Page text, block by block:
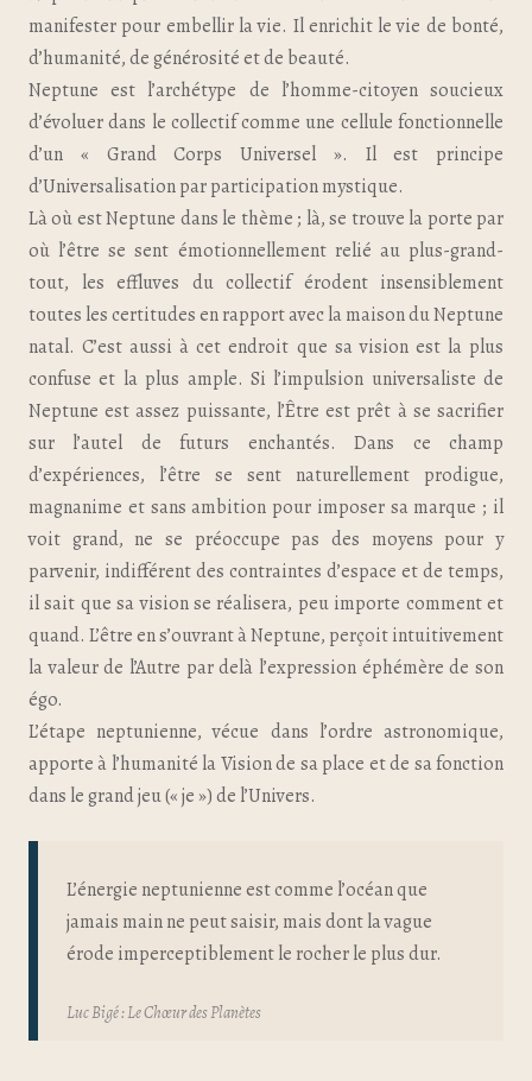
manifester pour embellir la vie. Il enrichit le vie de bonté,
d’humanité, de générosité et de beauté.
Neptune est l’archétype de l’homme-citoyen soucieux
d’évoluer dans le collectif comme une cellule fonctionnelle
d’un « Grand Corps Universel ». Il est principe
d’Universalisation par participation mystique.
Là où est Neptune dans le thème ; là, se trouve la porte par
où l’être se sent émotionnellement relié au plus-grand-
tout, les effluves du collectif érodent insensiblement
toutes les certitudes en rapport avec la maison du Neptune
natal. C’est aussi à cet endroit que sa vision est la plus
confuse et la plus ample. Si l’impulsion universaliste de
Neptune est assez puissante, l’Être est prêt à se sacrifier
sur l’autel de futurs enchantés. Dans ce champ
d’expériences, l’être se sent naturellement prodigue,
magnanime et sans ambition pour imposer sa marque ; il
voit grand, ne se préoccupe pas des moyens pour y
parvenir, indifférent des contraintes d’espace et de temps,
il sait que sa vision se réalisera, peu importe comment et
quand. L’être en s’ouvrant à Neptune, perçoit intuitivement
la valeur de l’Autre par delà l’expression éphémère de son
égo.
L’étape neptunienne, vécue dans l’ordre astronomique,
apporte à l’humanité la Vision de sa place et de sa fonction
dans le grand jeu (« je ») de l’Univers.
L’énergie neptunienne est comme l’océan que
jamais main ne peut saisir, mais dont la vague
érode imperceptiblement le rocher le plus dur.
Luc Bigé :Le Chœur des Planètes